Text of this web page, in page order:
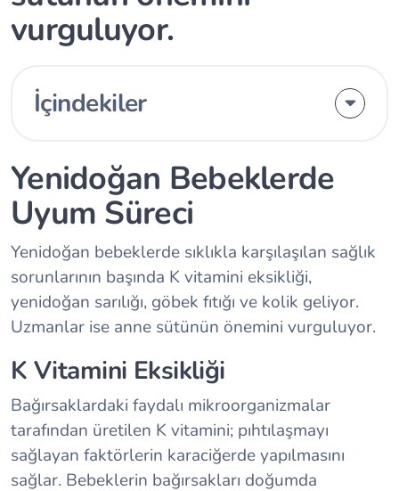
vurguluyor.
İçindekiler
Yenidoğan Bebeklerde
Uyum Süreci
Yenidoğan bebeklerde sıklıkla karşılaşılan sağlık
sorunlarının başında K vitamini eksikliği,
yenidoğan sarılığı, göbek fıtığı ve kolik geliyor.
Uzmanlar ise anne sütünün önemini vurguluyor.
K Vitamini Eksikliği
Bağırsaklardaki faydalı mikroorganizmalar
tarafından üretilen K vitamini; pıhtılaşmayı
sağlayan faktörlerin karaciğerde yapılmasını
sağlar. Bebeklerin bağırsakları doğumda